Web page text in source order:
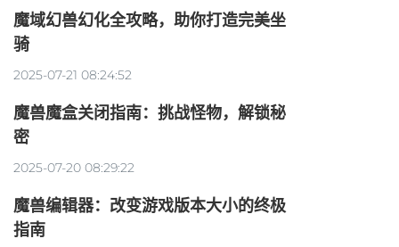
魔域幻兽幻化全攻略，助你打造完美坐
骑
2025-07-21 08:24:52
魔兽魔盒关闭指南：挑战怪物，解锁秘
密
2025-07-20 08:29:22
魔兽编辑器：改变游戏版本大小的终极
指南